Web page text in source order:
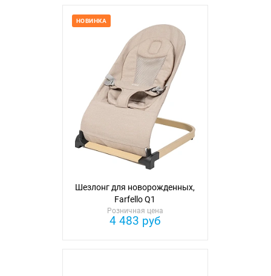
НОВИНКА
Шезлонг для новорожденных,
Farfello Q1
Розничная цена
4 483 руб